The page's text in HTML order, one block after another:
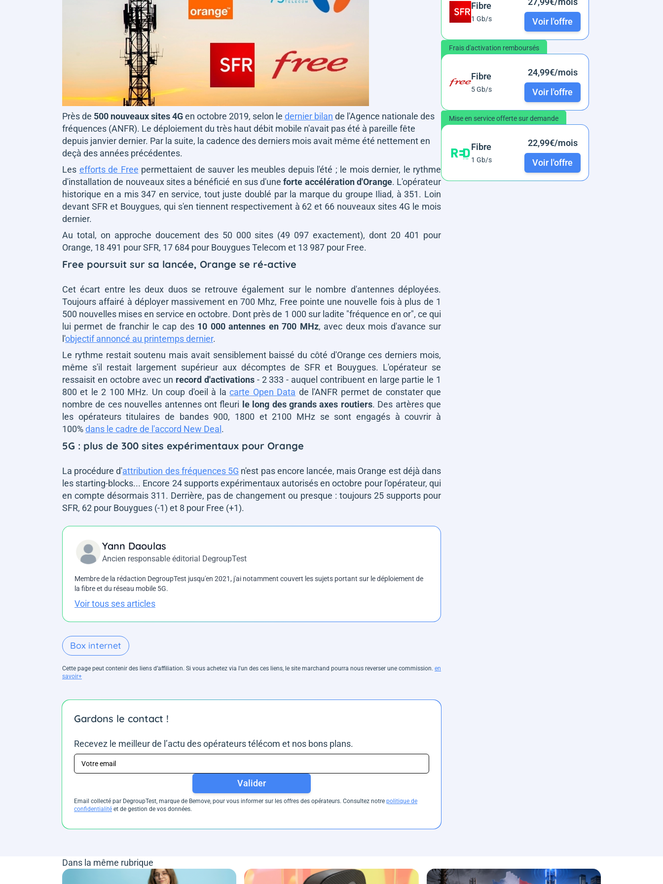
Près de 500 nouveaux sites 4Gen octobre 2019, selon le dernier bilan de l'Agence nationale des
fréquences (ANFR). Le déploiement du très haut débit mobile n'avait pas été à pareille fête
depuis janvier dernier. Par la suite, la cadence des derniers mois avait même été nettement en
deçà des années précédentes.
Les efforts de Free permettaient de sauver les meubles depuis l'été ; le mois dernier, le rythme
d'installation de nouveaux sites a bénéficié en sus d'uneforte accélération d'Orange. L'opérateur
historique en a mis 347 en service, tout juste doublé par la marque du groupe Iliad, à 351. Loin
devant SFR et Bouygues, qui s'en tiennent respectivement à 62 et 66 nouveaux sites 4G le mois
dernier.
Au total, on approche doucement des 50 000 sites (49 097 exactement), dont 20 401 pour
Orange, 18 491 pour SFR, 17 684 pour Bouygues Telecom et 13 987 pour Free.
Free poursuit sur sa lancée, Orange se ré-active
Cet écart entre les deux duos se retrouve également sur le nombre d'antennes déployées.
Toujours affairé à déployer massivement en 700 Mhz, Free pointe une nouvelle fois à plus de 1
500 nouvelles mises en service en octobre. Dont près de 1 000 sur ladite "fréquence en or", ce qui
lui permet de franchir le cap des 10 000 antennes en 700 MHz, avec deux mois d'avance sur
l'objectif annoncé au printemps dernier.
Le rythme restait soutenu mais avait sensiblement baissé du côté d'Orange ces derniers mois,
même s'il restait largement supérieur aux décomptes de SFR et Bouygues. L'opérateur se
ressaisit en octobre avec un record d'activations- 2 333 - auquel contribuent en large partie le 1
800 et le 2 100 MHz. Un coup d'oeil à lacarte Open Data de l'ANFR permet de constater que
nombre de ces nouvelles antennes ont fleuri le long des grands axes routiers. Des artères que
les opérateurs titulaires de bandes 900, 1800 et 2100 MHz se sont engagés à couvrir à
100%dans le cadre de l'accord New Deal .
5G : plus de 300 sites expérimentaux pour Orange
La procédure d'attribution des fréquences 5G n'est pas encore lancée, mais Orange est déjà dans
les starting-blocks... Encore 24 supports expérimentaux autorisés en octobre pour l'opérateur, qui
en compte désormais 311. Derrière, pas de changement ou presque : toujours 25 supports pour
SFR, 62 pour Bouygues (-1) et 8 pour Free (+1).
Yann Daoulas
Ancien responsable éditorial DegroupTest
Membre de la rédaction DegroupTest jusqu'en 2021, j'ai notamment couvert les sujets portant sur le déploiement de
la fibre et du réseau mobile 5G.
Voir tous ses articles
Box internet
Cette page peut contenir des liens d’affiliation. Si vous achetez via l'un des ces liens, le site marchand pourra nous reverser une commission. en
savoir+
Gardons le contact !
Recevez le meilleur de l’actu des opérateurs télécom et nos bons plans.
Valider
Email collecté par DegroupTest, marque de Bemove, pour vous informer sur les offres des opérateurs. Consultez notre politique de
confidentialité et de gestion de vos données.
Fibre
1 Gb/s
Voir l'offre
Frais d'activation remboursés
Fibre
5 Gb/s
24,99€/mois
Voir l'offre
Mise en service offerte sur demande
Fibre
1 Gb/s
22,99€/mois
Voir l'offre
Dans la même rubrique